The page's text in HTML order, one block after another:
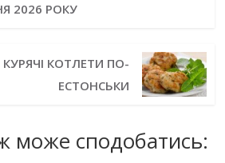
2026 РОКУ
КОТЛЕТИ ПО-
ЕСТОНСЬКИ
може сподобатись: